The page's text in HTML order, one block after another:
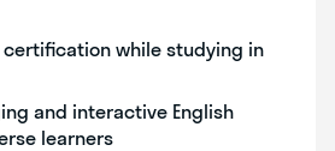
certification while studying in
and interactive English
learners